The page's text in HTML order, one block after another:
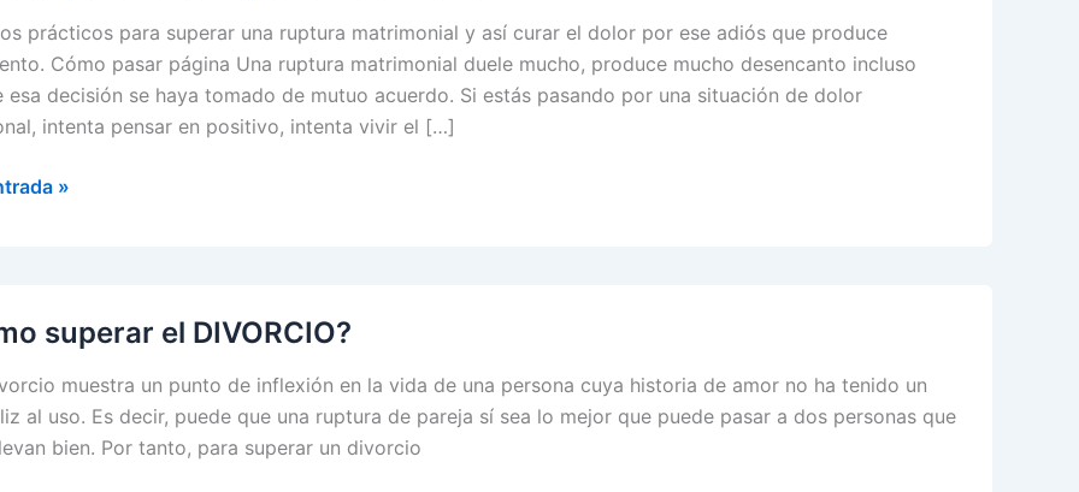
prácticos para superar una ruptura matrimonial y así curar el dolor por ese adiós que produce
Cómo pasar página Una ruptura matrimonial duele mucho, produce mucho desencanto incluso
esa decisión se haya tomado de mutuo acuerdo. Si estás pasando por una situación de dolor
intenta pensar en positivo, intenta vivir el […]
»
superar el DIVORCIO?
muestra un punto de inflexión en la vida de una persona cuya historia de amor no ha tenido un
al uso. Es decir, puede que una ruptura de pareja sí sea lo mejor que puede pasar a dos personas que
bien. Por tanto, para superar un divorcio